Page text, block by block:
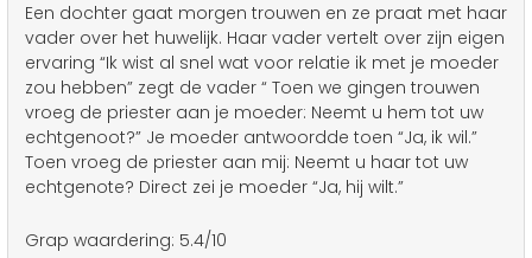
Een dochter gaat morgen trouwen en ze praat met haar
vader over het huwelijk. Haar vader vertelt over zijn eigen
ervaring “Ik wist al snel wat voor relatie ik met je moeder
zou hebben” zegt de vader “ Toen we gingen trouwen
vroeg de priester aan je moeder: Neemt u hem tot uw
echtgenoot?” Je moeder antwoordde toen “Ja, ik wil.”
Toen vroeg de priester aan mij: Neemt u haar tot uw
echtgenote? Direct zei je moeder “Ja, hij wilt.”
Grap waardering: 5.4/10